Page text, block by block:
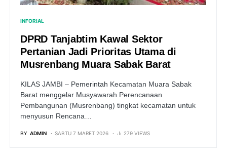
INFORIAL
DPRD Tanjabtim Kawal Sektor
Pertanian Jadi Prioritas Utama di
Musrenbang Muara Sabak Barat
KILAS JAMBI – Pemerintah Kecamatan Muara Sabak
Barat menggelar Musyawarah Perencanaan
Pembangunan (Musrenbang) tingkat kecamatan untuk
menyusun Rencana…
BY ADMIN SABTU 7 MARET 2026 279 VIEWS